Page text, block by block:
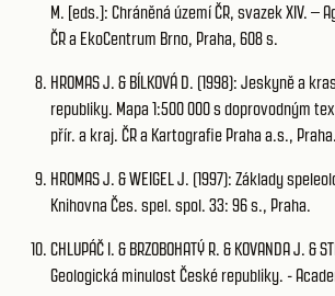
M. [eds.]: Chráněná území ČR, svazek XIV. –
ČR a EkoCentrum Brno, Praha, 608 s.
HROMAS J. & BÍLKOVÁ D. (1998): Jeskyně a
republiky. Mapa 1:500 000 s doprovodným
přír. a kraj. ČR a Kartografie Praha a.s., Praha.
HROMAS J. & WEIGEL J. (1997): Základy
Knihovna Čes. spel. spol. 33: 96 s., Praha.
CHLUPÁČ I. & BRZOBOHATÝ R. & KOVANDA J. &
Geologická minulost České republiky. -